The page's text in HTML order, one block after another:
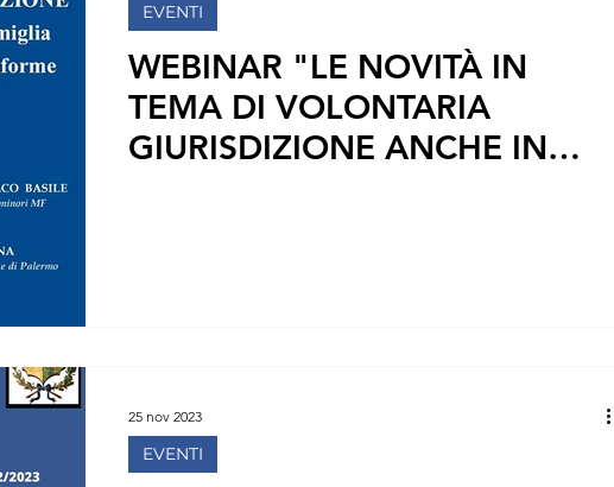
WEBINAR "LE NOVITÀ IN
TEMA DI VOLONTARIA
GIURISDIZIONE ANCHE IN
EVENTI
EVENTI
25 nov 2023